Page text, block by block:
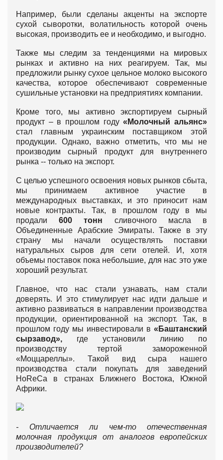
Например, были сделаны акценты на экспорте
сухой сыворотки, волатильность которой очень
высокая, производить ее и необходимо, и выгодно.
Также мы следим за тенденциями на мировых
рынках и активно на них реагируем. Так, мы
предложили рынку сухое цельное молоко высокого
качества, которое обеспечивают современные
сушильные установки на предприятиях компании.
Кроме того, мы активно экспортируем сырный
продукт – в прошлом году«Молочный альянс»
стал главным украинским поставщиком этой
продукции. Однако, важно отметить, что мы не
производим сырный продукт для внутреннего
рынка -- только на экспорт.
С целью успешного освоения новых рынков сбыта,
мы принимаем активное участие в
международных выставках, и это приносит нам
новые контракты. Так, в прошлом году в мы
продали600 тонн сливочного масла в
Объединенные Арабские Эмираты. Также в эту
страну мы начали осуществлять поставки
натуральных сыров для сети отелей. И, хотя
объемы поставок пока небольшие, для нас это уже
хороший результат.
Главное, что нас стали узнавать, нам стали
доверять. И это стимулирует нас идти дальше и
активно развиваться в направлении производства
продукции, ориентированной на экспорт. Так, в
прошлом году мы инвестировали в «Баштанский
сырзавод», где установили линию по
производству тертой замороженной
«Моццареллы». Такой вид сыра нашего
производства стали покупать для заведений
HoReCa в странах Ближнего Востока, Южной
Африки.
- Отличается ли чем-то отечественная
молочная продукция от аналогов европейских
производителей?